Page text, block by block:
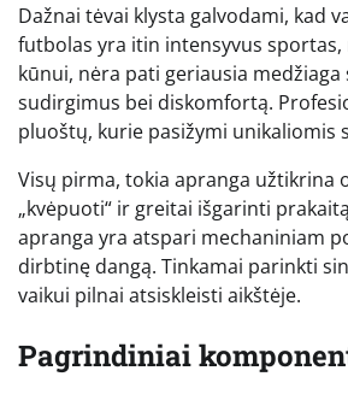
Dažnai tėvai klysta galvodami, kad
futbolas yra itin intensyvus
kūnui, nėra pati geriausia
sudirgimus bei diskomfortą.
pluoštų, kurie pasižymi unikaliomis
Visų pirma, tokia apranga užtikrina
„kvėpuoti“ ir greitai išgarinti
apranga yra atspari mechaniniam
dirbtinę dangą. Tinkamai parinkti
vaikui pilnai atsiskleisti aikštėje.
Pagrindiniai